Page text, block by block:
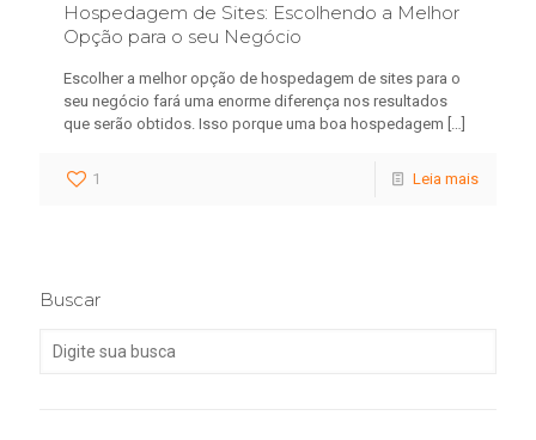
Hospedagem de Sites: Escolhendo a Melhor
Opção para o seu Negócio
Escolher a melhor opção de hospedagem de sites para o
seu negócio fará uma enorme diferença nos resultados
que serão obtidos. Isso porque uma boa hospedagem […]
1 Leia mais
Buscar